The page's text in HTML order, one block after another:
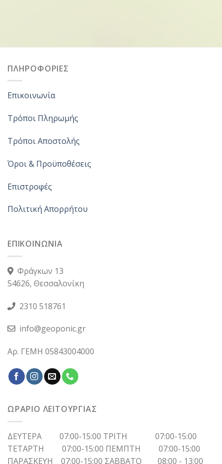
ΠΛΗΡΟΦΟΡΙΕΣ
Επικοινωνία
Τρόποι Πληρωμής
Τρόποι Αποστολής
Όροι & Προϋποθέσεις
Επιστροφές
Πολιτική Απορρήτου
ΕΠΙΚΟΙΝΩΝΙΑ
Φράγκων 13
54626, Θεσσαλονίκη
2310 518761
info@geoponic.gr
Αρ. ΓΕΜΗ 05843004000
ΩΡΑΡΙΟ ΛΕΙΤΟΥΡΓΙΑΣ
ΔΕΥΤΕΡΑ 07:00-15:00 ΤΡΙΤΗ 07:00-15:00
ΤΕΤΑΡΤΗ 07:00-15:00 ΠΕΜΠΤΗ 07:00-15:00
ΠΑΡΑΣΚΕΥΗ 07:00-15:00 ΣΑΒΒΑΤΟ 08:00 - 13:00